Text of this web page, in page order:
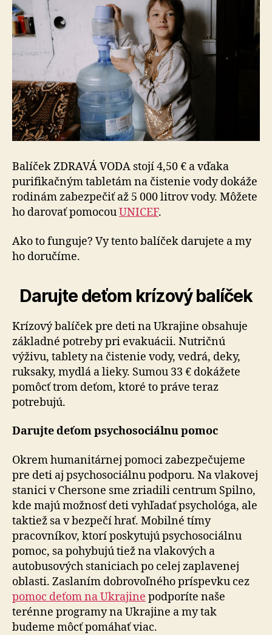
Balíček ZDRAVÁ VODA stojí 4,50 € a vďaka
purifikačným tabletám na čistenie vody dokáže
rodinám zabezpečiť až 5 000 litrov vody. Môžete
ho darovať pomocouUNICEF.
Ako to funguje? Vy tento balíček darujete a my
ho doručíme.
Darujte deťom krízový balíček
Krízový balíček pre deti na Ukrajine obsahuje
základné potreby pri evakuácii. Nutričnú
výživu, tablety na čistenie vody, vedrá, deky,
ruksaky, mydlá a lieky. Sumou 33 € dokážete
pomôcť trom deťom, ktoré to práve teraz
potrebujú.
Darujte deťom psychosociálnu pomoc
Okrem humanitárnej pomoci zabezpečujeme
pre deti aj psychosociálnu podporu. Na vlakovej
stanici v Chersone sme zriadili centrum Spilno,
kde majú možnosť deti vyhľadať psychológa, ale
taktiež sa v bezpečí hrať. Mobilné tímy
pracovníkov, ktorí poskytujú psychosociálnu
pomoc, sa pohybujú tiež na vlakových a
autobusových staniciach po celej zaplavenej
oblasti. Zaslaním dobrovoľného príspevku cez
pomoc deťom na Ukrajine podporíte naše
terénne programy na Ukrajine a my tak
budeme môcť pomáhať viac.